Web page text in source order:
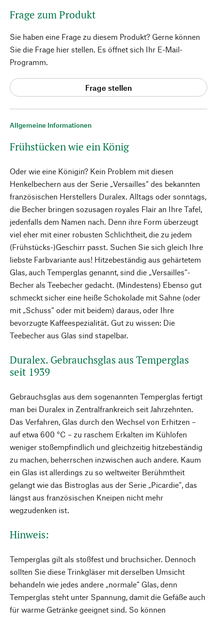
Allgemeine Informationen
Frühstücken wie ein König
Oder wie eine Königin? Kein Problem mit diesen
Henkelbechern aus der Serie „Versailles“ des bekannten
französischen Herstellers Duralex. Alltags oder sonntags,
die Becher bringen sozusagen royales Flair an Ihre Tafel,
jedenfalls dem Namen nach. Denn ihre Form überzeugt
viel eher mit einer robusten Schlichtheit, die zu jedem
(Frühstücks-)Geschirr passt. Suchen Sie sich gleich Ihre
liebste Farbvariante aus! Hitzebeständig aus gehärtetem
Glas, auch Temperglas genannt, sind die „Versailles“-
Becher als Teebecher gedacht. (Mindestens) Ebenso gut
schmeckt sicher eine heiße Schokolade mit Sahne (oder
mit „Schuss“ oder mit beidem) daraus, oder Ihre
bevorzugte Kaffeespezialität. Gut zu wissen: Die
Teebecher aus Glas sind stapelbar.
Duralex. Gebrauchsglas aus Temperglas
seit 1939
Gebrauchsglas aus dem sogenannten Temperglas fertigt
man bei Duralex in Zentralfrankreich seit Jahrzehnten.
Das Verfahren, Glas durch den Wechsel von Erhitzen –
auf etwa 600 °C – zu raschem Erkalten im Kühlofen
weniger stoßempfindlich und gleichzeitig hitzebeständig
zu machen, beherrschen inzwischen auch andere. Kaum
ein Glas ist allerdings zu so weltweiter Berühmtheit
gelangt wie das Bistroglas aus der Serie „Picardie“, das
längst aus französischen Kneipen nicht mehr
wegzudenken ist.
Hinweis:
Temperglas gilt als stoßfest und bruchsicher. Dennoch
sollten Sie diese Trinkgläser mit derselben Umsicht
behandeln wie jedes andere „normale“ Glas, denn
Temperglas steht unter Spannung, damit die Gefäße auch
für warme Getränke geeignet sind. So können
Frage zum Produkt
Sie haben eine Frage zu diesem Produkt? Gerne können
Sie die Frage hier stellen. Es öffnet sich Ihr E-Mail-
Programm.
Frage stellen